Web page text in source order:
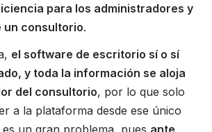
para los administradores y
un consultorio.
el software de escritorio sí o sí
y toda la información se aloja
del consultorio, por lo que solo
a la plataforma desde ese único